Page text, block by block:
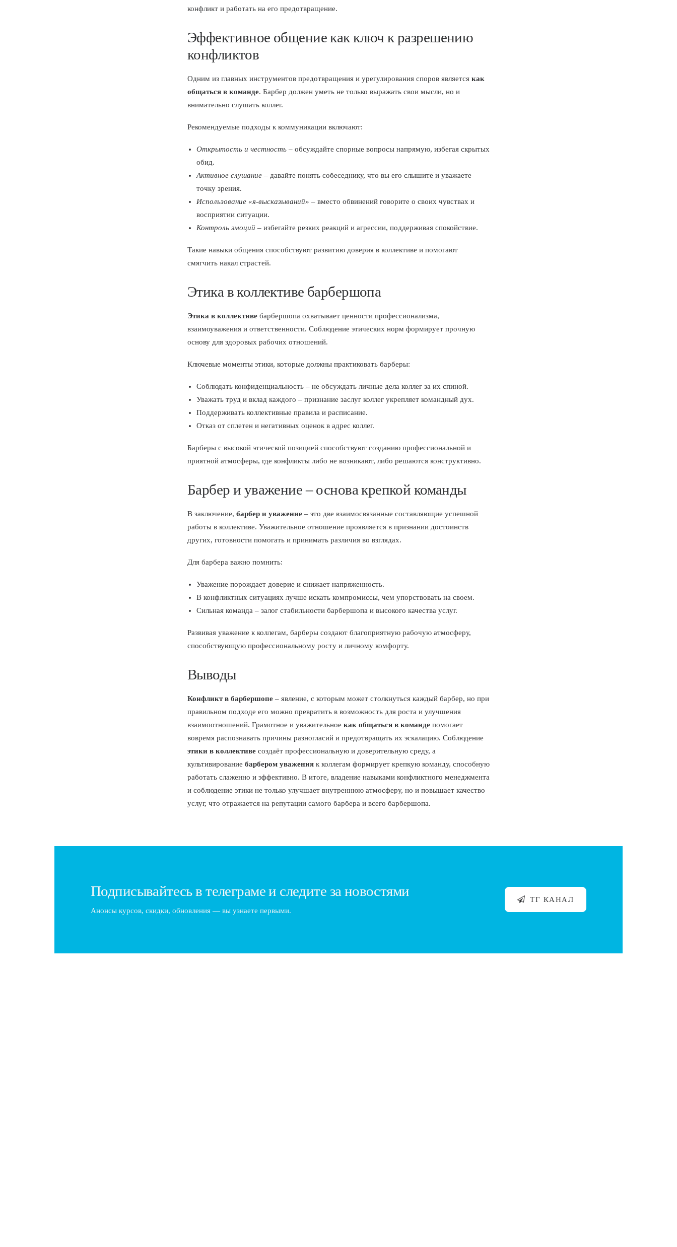
конфликт и работать на его предотвращение.
Эффективное общение как ключ к разрешению
конфликтов
Одним из главных инструментов предотвращения и урегулирования споров является как
общаться в команде. Барбер должен уметь не только выражать свои мысли, но и
внимательно слушать коллег.
Рекомендуемые подходы к коммуникации включают:
Открытость и честность – обсуждайте спорные вопросы напрямую, избегая скрытых
обид.
Активное слушание – давайте понять собеседнику, что вы его слышите и уважаете
точку зрения.
Использование «я-высказываний» – вместо обвинений говорите о своих чувствах и
восприятии ситуации.
Контроль эмоций – избегайте резких реакций и агрессии, поддерживая спокойствие.
Такие навыки общения способствуют развитию доверия в коллективе и помогают
смягчить накал страстей.
Этика в коллективе барбершопа
Этика в коллективе барбершопа охватывает ценности профессионализма,
взаимоуважения и ответственности. Соблюдение этических норм формирует прочную
основу для здоровых рабочих отношений.
Ключевые моменты этики, которые должны практиковать барберы:
Соблюдать конфиденциальность – не обсуждать личные дела коллег за их спиной.
Уважать труд и вклад каждого – признание заслуг коллег укрепляет командный дух.
Поддерживать коллективные правила и расписание.
Отказ от сплетен и негативных оценок в адрес коллег.
Барберы с высокой этической позицией способствуют созданию профессиональной и
приятной атмосферы, где конфликты либо не возникают, либо решаются конструктивно.
Барбер и уважение – основа крепкой команды
В заключение, барбер и уважение – это две взаимосвязанные составляющие успешной
работы в коллективе. Уважительное отношение проявляется в признании достоинств
других, готовности помогать и принимать различия во взглядах.
Для барбера важно помнить:
Уважение порождает доверие и снижает напряженность.
В конфликтных ситуациях лучше искать компромиссы, чем упорствовать на своем.
Сильная команда – залог стабильности барбершопа и высокого качества услуг.
Развивая уважение к коллегам, барберы создают благоприятную рабочую атмосферу,
способствующую профессиональному росту и личному комфорту.
Выводы
Конфликт в барбершопе – явление, с которым может столкнуться каждый барбер, но при
правильном подходе его можно превратить в возможность для роста и улучшения
взаимоотношений. Грамотное и уважительное как общаться в команде помогает
вовремя распознавать причины разногласий и предотвращать их эскалацию. Соблюдение
этики в коллективе создаёт профессиональную и доверительную среду, а
культивирование барбером уважения к коллегам формирует крепкую команду, способную
работать слаженно и эффективно. В итоге, владение навыками конфликтного менеджмента
и соблюдение этики не только улучшает внутреннюю атмосферу, но и повышает качество
услуг, что отражается на репутации самого барбера и всего барбершопа.
Подписывайтесь в телеграме и следите за новостями
Анонсы курсов, скидки, обновления — вы узнаете первыми.
ТГ КАНАЛ